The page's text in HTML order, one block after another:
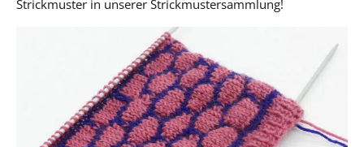
Strickmuster in unserer Strickmustersammlung!